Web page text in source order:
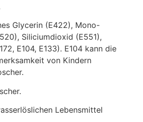
Glycerin (E422), Mono-
Siliciumdioxid (E551),
E104, E133). E104 kann die
von Kindern
Lebensmittel